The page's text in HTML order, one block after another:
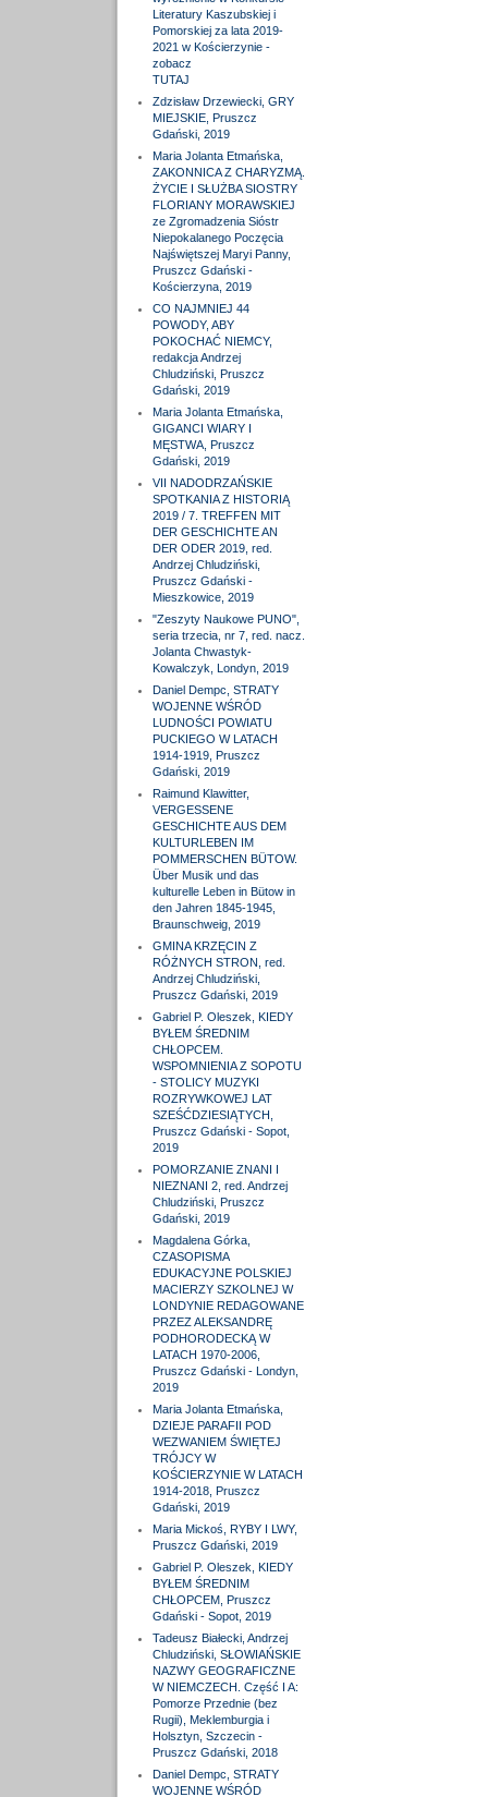
Literatury Kaszubskiej i
Pomorskiej za lata 2019-
2021 w Kościerzynie -
zobacz
TUTAJ
Zdzisław Drzewiecki, GRY
MIEJSKIE, Pruszcz
Gdański, 2019
Maria Jolanta Etmańska,
ZAKONNICA Z CHARYZMĄ.
ŻYCIE I SŁUŻBA SIOSTRY
FLORIANY MORAWSKIEJ
ze Zgromadzenia Sióstr
Niepokalanego Poczęcia
Najświętszej Maryi Panny,
Pruszcz Gdański -
Kościerzyna, 2019
CO NAJMNIEJ 44
POWODY, ABY
POKOCHAĆ NIEMCY,
redakcja Andrzej
Chludziński, Pruszcz
Gdański, 2019
Maria Jolanta Etmańska,
GIGANCI WIARY I
MĘSTWA, Pruszcz
Gdański, 2019
VII NADODRZAŃSKIE
SPOTKANIA Z HISTORIĄ
2019 / 7. TREFFEN MIT
DER GESCHICHTE AN
DER ODER 2019, red.
Andrzej Chludziński,
Pruszcz Gdański -
Mieszkowice, 2019
"Zeszyty Naukowe PUNO",
seria trzecia, nr 7, red. nacz.
Jolanta Chwastyk-
Kowalczyk, Londyn, 2019
Daniel Dempc, STRATY
WOJENNE WŚRÓD
LUDNOŚCI POWIATU
PUCKIEGO W LATACH
1914-1919, Pruszcz
Gdański, 2019
Raimund Klawitter,
VERGESSENE
GESCHICHTE AUS DEM
KULTURLEBEN IM
POMMERSCHEN BÜTOW.
Über Musik und das
kulturelle Leben in Bütow in
den Jahren 1845-1945,
Braunschweig, 2019
GMINA KRZĘCIN Z
RÓŻNYCH STRON, red.
Andrzej Chludziński,
Pruszcz Gdański, 2019
Gabriel P. Oleszek, KIEDY
BYŁEM ŚREDNIM
CHŁOPCEM.
WSPOMNIENIA Z SOPOTU
- STOLICY MUZYKI
ROZRYWKOWEJ LAT
SZEŚĆDZIESIĄTYCH,
Pruszcz Gdański - Sopot,
2019
POMORZANIE ZNANI I
NIEZNANI 2, red. Andrzej
Chludziński, Pruszcz
Gdański, 2019
Magdalena Górka,
CZASOPISMA
EDUKACYJNE POLSKIEJ
MACIERZY SZKOLNEJ W
LONDYNIE REDAGOWANE
PRZEZ ALEKSANDRĘ
PODHORODECKĄ W
LATACH 1970-2006,
Pruszcz Gdański - Londyn,
2019
Maria Jolanta Etmańska,
DZIEJE PARAFII POD
WEZWANIEM ŚWIĘTEJ
TRÓJCY W
KOŚCIERZYNIE W LATACH
1914-2018, Pruszcz
Gdański, 2019
Maria Mickoś, RYBY I LWY,
Pruszcz Gdański, 2019
Gabriel P. Oleszek, KIEDY
BYŁEM ŚREDNIM
CHŁOPCEM, Pruszcz
Gdański - Sopot, 2019
Tadeusz Białecki, Andrzej
Chludziński, SŁOWIAŃSKIE
NAZWY GEOGRAFICZNE
W NIEMCZECH. Część I A:
Pomorze Przednie (bez
Rugii), Meklemburgia i
Holsztyn, Szczecin -
Pruszcz Gdański, 2018
Daniel Dempc, STRATY
WOJENNE WŚRÓD